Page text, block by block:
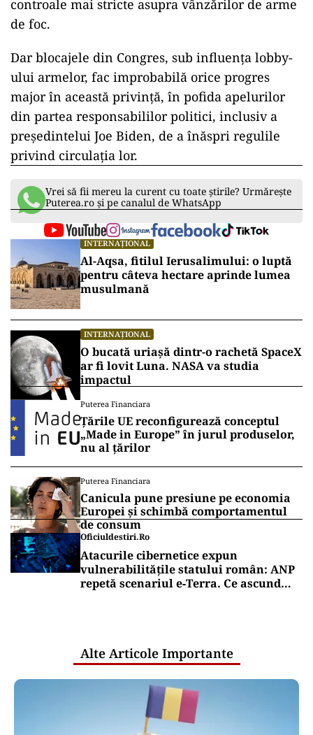
controale mai stricte asupra vânzărilor de arme
de foc.
Dar blocajele din Congres, sub influenţa lobby-
ului armelor, fac improbabilă orice progres
major în această privinţă, în pofida apelurilor
din partea responsabililor politici, inclusiv a
preşedintelui Joe Biden, de a înăspri regulile
privind circulaţia lor.
Vrei să fii mereu la curent cu toate știrile? Urmărește
Puterea.ro și pe canalul de WhatsApp
INTERNAȚIONAL
Al-Aqsa, fitilul Ierusalimului: o luptă
pentru câteva hectare aprinde lumea
musulmană
INTERNAȚIONAL
O bucată uriașă dintr-o rachetă SpaceX
ar fi lovit Luna. NASA va studia
impactul
Puterea Financiara
Țările UE reconfigurează conceptul
„Made in Europe” în jurul produselor,
nu al țărilor
Puterea Financiara
Canicula pune presiune pe economia
Europei și schimbă comportamentul
de consum
Oficiuldestiri.ro
Atacurile cibernetice expun
vulnerabilitățile statului român: ANP
repetă scenariul e‑Terra. Ce ascund
Alte Articole Importante